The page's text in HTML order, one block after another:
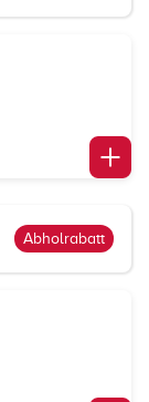
Abholrabatt